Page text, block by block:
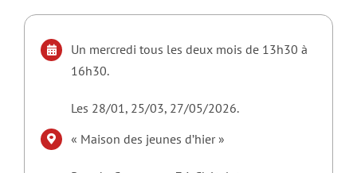
Un mercredi tous les deux mois de 13h30 à
16h30.
Les 28/01, 25/03, 27/05/2026.
« Maison des jeunes d’hier »